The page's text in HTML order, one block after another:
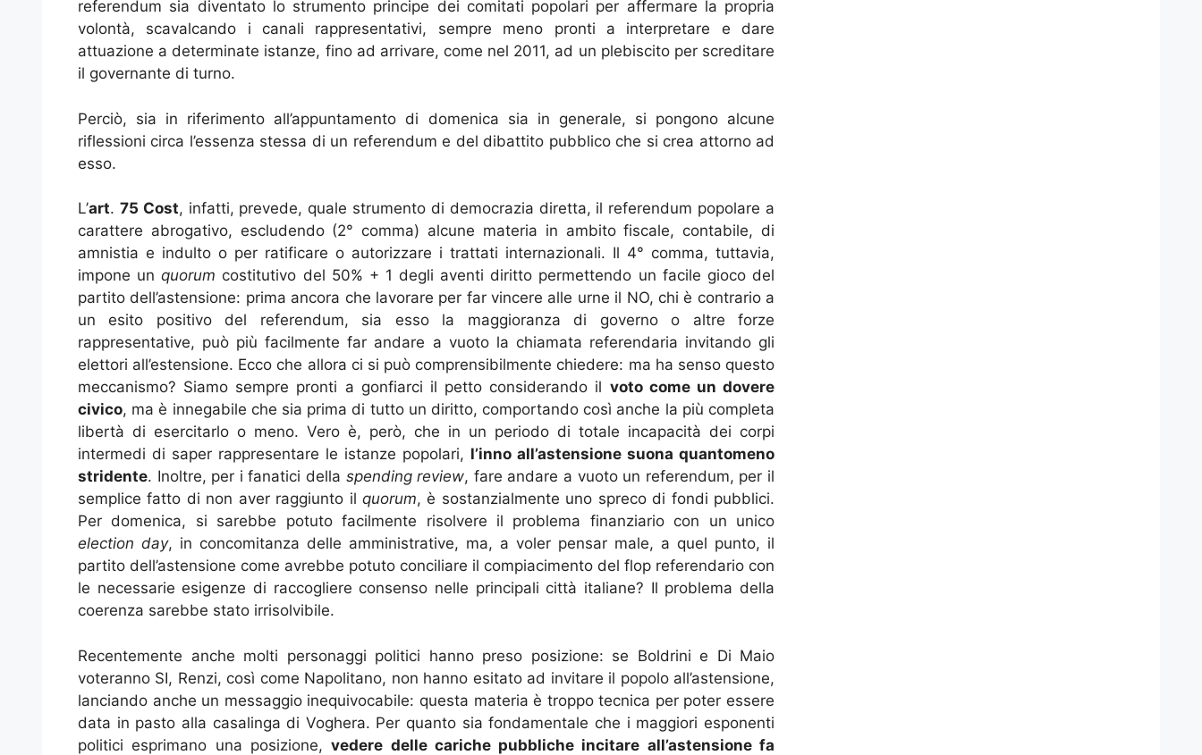
referendum sia diventato lo strumento principe dei comitati popolari per affermare la propria
volontà, scavalcando i canali rappresentativi, sempre meno pronti a interpretare e dare
attuazione a determinate istanze, fino ad arrivare, come nel 2011, ad un plebiscito per screditare
il governante di turno.
Perciò, sia in riferimento all’appuntamento di domenica sia in generale, si pongono alcune
riflessioni circa l’essenza stessa di un referendum e del dibattito pubblico che si crea attorno ad
esso.
L’art. 75 Cost, infatti, prevede, quale strumento di democrazia diretta, il referendum popolare a
carattere abrogativo, escludendo (2° comma) alcune materia in ambito fiscale, contabile, di
amnistia e indulto o per ratificare o autorizzare i trattati internazionali. Il 4° comma, tuttavia,
impone unquorum costitutivo del 50% + 1 degli aventi diritto permettendo un facile gioco del
partito dell’astensione: prima ancora che lavorare per far vincere alle urne il NO, chi è contrario a
un esito positivo del referendum, sia esso la maggioranza di governo o altre forze
rappresentative, può più facilmente far andare a vuoto la chiamata referendaria invitando gli
elettori all’estensione. Ecco che allora ci si può comprensibilmente chiedere: ma ha senso questo
meccanismo? Siamo sempre pronti a gonfiarci il petto considerando il voto come un dovere
civico, ma è innegabile che sia prima di tutto un diritto, comportando così anche la più completa
libertà di esercitarlo o meno. Vero è, però, che in un periodo di totale incapacità dei corpi
intermedi di saper rappresentare le istanze popolari, l’inno all’astensione suona quantomeno
stridente. Inoltre, per i fanatici della spending review, fare andare a vuoto un referendum, per il
semplice fatto di non aver raggiunto il quorum, è sostanzialmente uno spreco di fondi pubblici.
Per domenica, si sarebbe potuto facilmente risolvere il problema finanziario con un unico
election day, in concomitanza delle amministrative, ma, a voler pensar male, a quel punto, il
partito dell’astensione come avrebbe potuto conciliare il compiacimento del flop referendario con
le necessarie esigenze di raccogliere consenso nelle principali città italiane? Il problema della
coerenza sarebbe stato irrisolvibile.
Recentemente anche molti personaggi politici hanno preso posizione: se Boldrini e Di Maio
voteranno SI, Renzi, così come Napolitano, non hanno esitato ad invitare il popolo all’astensione,
lanciando anche un messaggio inequivocabile: questa materia è troppo tecnica per poter essere
data in pasto alla casalinga di Voghera. Per quanto sia fondamentale che i maggiori esponenti
politici esprimano una posizione,vedere delle cariche pubbliche incitare all’astensione fa